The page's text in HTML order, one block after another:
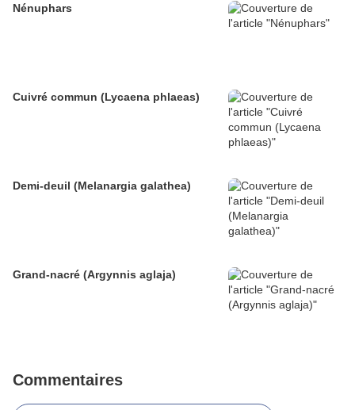
Nénuphars
Cuivré commun (Lycaena phlaeas)
Demi-deuil (Melanargia galathea)
Grand-nacré (Argynnis aglaja)
Commentaires